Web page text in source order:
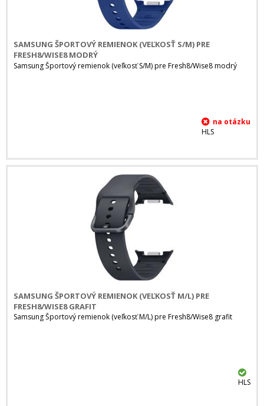
SAMSUNG ŠPORTOVÝ REMIENOK (VEĽKOSŤ S/M) PRE
FRESH8/WISE8 MODRÝ
Samsung Športový remienok (veľkosť S/M) pre Fresh8/Wise8 modrý
HLS
SAMSUNG ŠPORTOVÝ REMIENOK (VEĽKOSŤ M/L) PRE
FRESH8/WISE8 GRAFIT
Samsung Športový remienok (veľkosť M/L) pre Fresh8/Wise8 grafit
HLS